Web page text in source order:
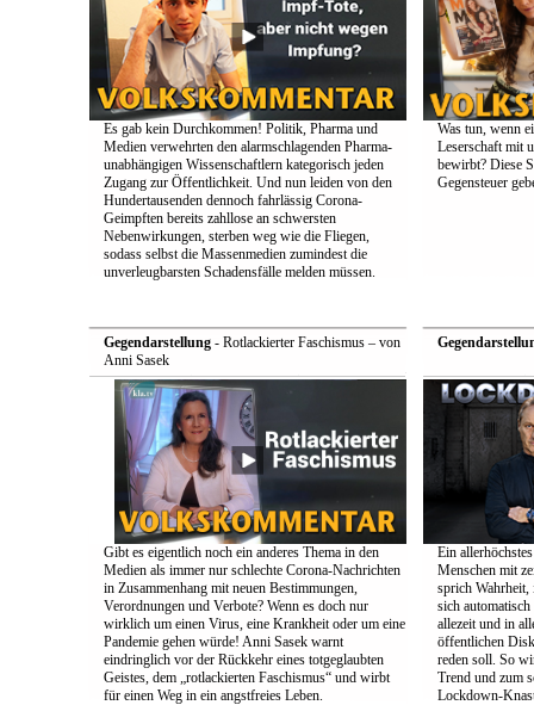
Es gab kein Durchkommen! Politik, Pharma und
Medien verwehrten den alarmschlagenden Pharma-
unabhängigen Wissenschaftlern kategorisch jeden
Zugang zur Öffentlichkeit. Und nun leiden von den
Hundertausenden dennoch fahrlässig Corona-
Geimpften bereits zahllose an schwersten
Nebenwirkungen, sterben weg wie die Fliegen,
sodass selbst die Massenmedien zumindest die
unverleugbarsten Schadensfälle melden müssen.
Was tun, wenn
Leserschaft mit
bewirbt? Diese
Gegensteuer
Gegendarstellung- Rotlackierter Faschismus – von
Anni Sasek
Gibt es eigentlich noch ein anderes Thema in den
Medien als immer nur schlechte Corona-Nachrichten
in Zusammenhang mit neuen Bestimmungen,
Verordnungen und Verbote? Wenn es doch nur
wirklich um einen Virus, eine Krankheit oder um eine
Pandemie gehen würde! Anni Sasek warnt
eindringlich vor der Rückkehr eines totgeglaubten
Geistes, dem „rotlackierten Faschismus“ und wirbt
für einen Weg in ein angstfreies Leben.
Ein
Menschen mit
sprich Wahrheit,
sich
allezeit und in
öffentlichen
reden soll. So
Trend und zum
Lockdown-